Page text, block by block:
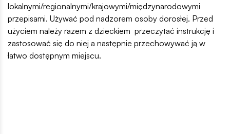
lokalnymi/regionalnymi/krajowymi/międzynarodowymi
przepisami. Używać pod nadzorem osoby dorosłej. Przed
użyciem należy razem z dzieckiem przeczytać instrukcję i
zastosować się do niej a następnie przechowywać ją w
łatwo dostępnym miejscu.